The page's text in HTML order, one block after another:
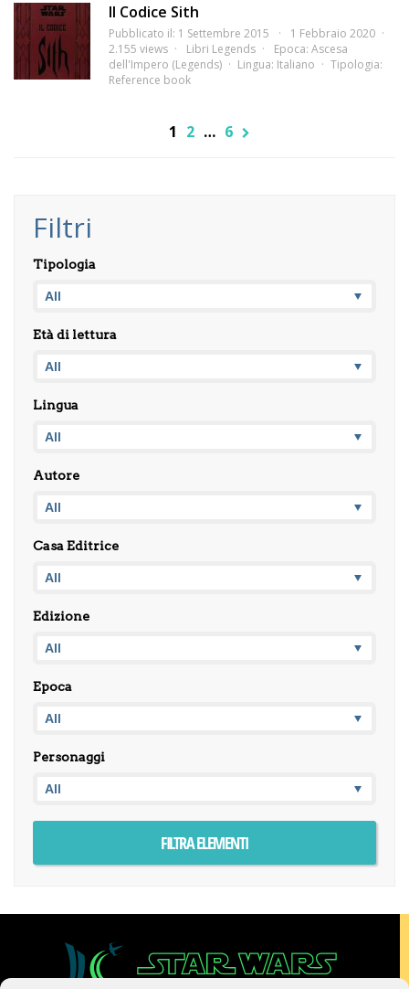
Il Codice Sith
Pubblicato il: 1 Settembre 2015
1 Febbraio 2020
2.155 views
Libri Legends Epoca: Ascesa
dell'Impero (Legends)
Lingua: Italiano
Tipologia:
Reference book
1 2 … 6
Filtri
Tipologia
Età di lettura
Lingua
Autore
Casa Editrice
Edizione
Epoca
Personaggi